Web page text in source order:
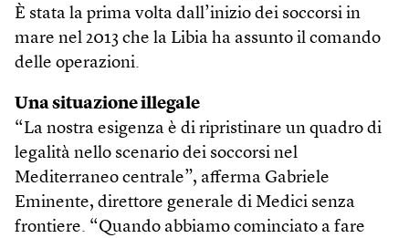
È stata la prima volta dall’inizio dei soccorsi in
mare nel 2013 che la Libia ha assunto il comando
delle operazioni.
Una situazione illegale
“La nostra esigenza è di ripristinare un quadro di
legalità nello scenario dei soccorsi nel
Mediterraneo centrale”, afferma Gabriele
Eminente, direttore generale di Medici senza
frontiere. “Quando abbiamo cominciato a fare